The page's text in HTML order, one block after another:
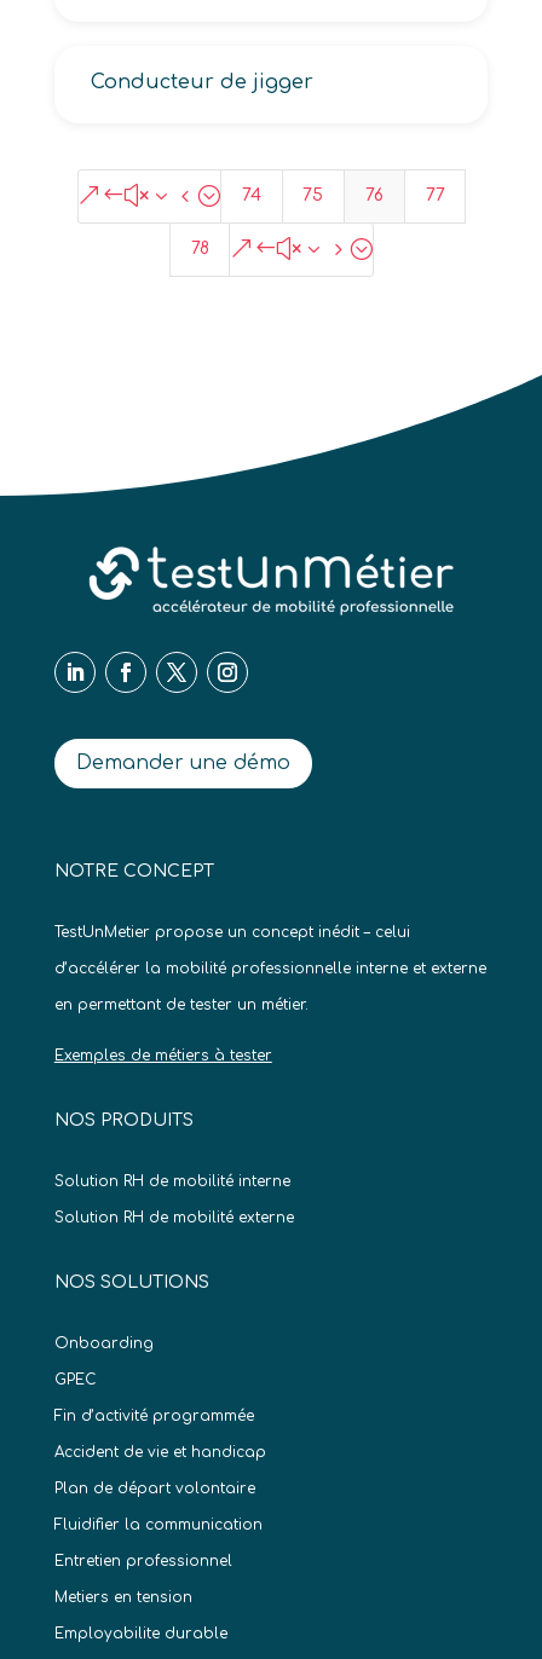
Conducteur de jigger
&#x34; 74 75 76 77
78 &#x35;
Demander une démo
NOTRE CONCEPT
TestUnMetier propose un concept inédit – celui
d’accélérer la mobilité professionnelle interne et externe
en permettant de tester un métier.
Exemples de métiers à tester
NOS PRODUITS
Solution RH de mobilité interne
Solution RH de mobilité externe
NOS SOLUTIONS
Onboarding
GPEC
Fin d’activité programmée
Accident de vie et handicap
Plan de départ volontaire
Fluidifier la communication
Entretien professionnel
Metiers en tension
Employabilite durable